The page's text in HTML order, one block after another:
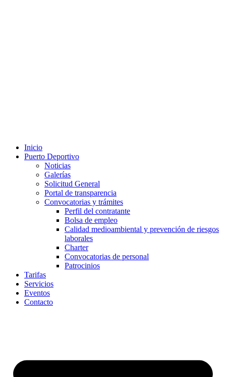
Inicio
Puerto Deportivo
Noticias
Galerías
Solicitud General
Portal de transparencia
Convocatorias y trámites
Perfil del contratante
Bolsa de empleo
Calidad medioambiental y prevención de riesgos
laborales
Charter
Convocatorias de personal
Patrocinios
Tarifas
Servicios
Eventos
Contacto